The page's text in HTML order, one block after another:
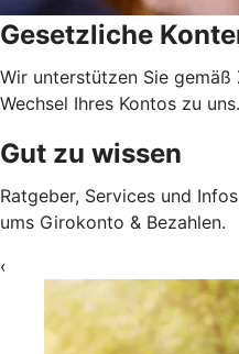
Gesetzliche
Wir unterstützen Sie
Wechsel Ihres Kontos zu uns.
Gut zu wissen
Ratgeber, Services und
ums Girokonto & Bezahlen.
‹